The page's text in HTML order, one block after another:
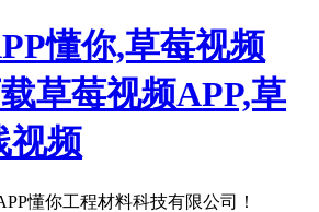
懂你,草莓视频
草莓视频APP,草
视频
APP懂你工程材料科技有限公司！